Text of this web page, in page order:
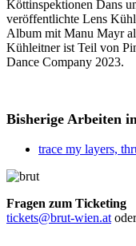
Köttinspektionen Dans
veröffentlichte Lens
Album mit Manu Mayr
Kühleitner ist Teil von
Dance Company 2023.
Bisherige Arbeiten
trace my layers,
Fragen zum Ticketing
tickets@brut-wien.at